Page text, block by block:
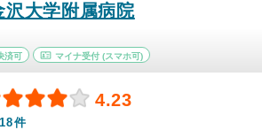
沢大学附属病院
済可 マイナ受付 (スマホ可)
4.23
18件